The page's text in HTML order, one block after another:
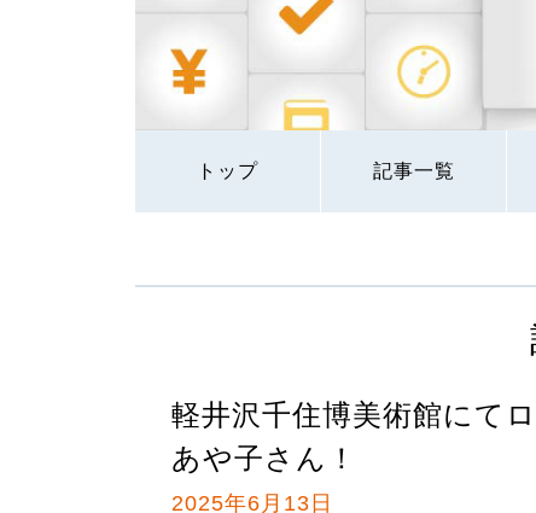
トップ 記事一覧
軽井沢千住博美術館にて
あや子さん！
2025年6月13日